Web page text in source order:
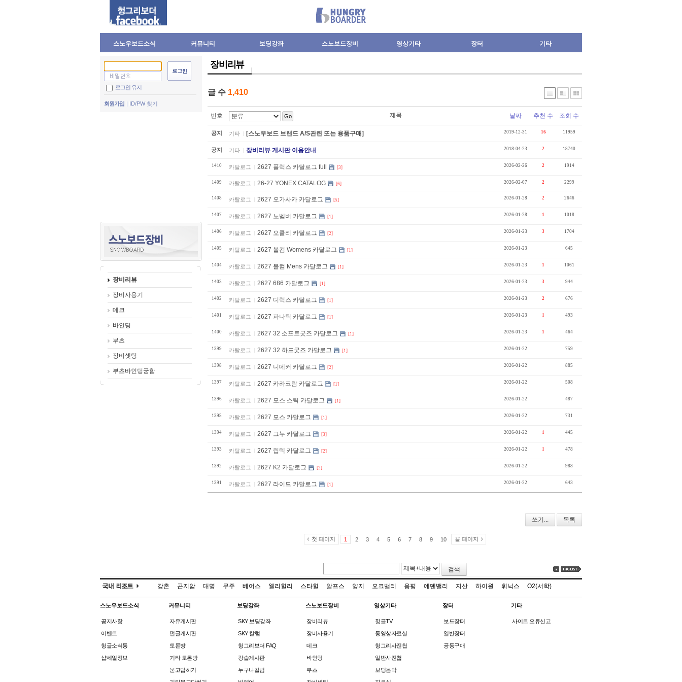
스노우보드소식 커뮤니티 보딩강좌 스노보드장비 영상기타 장터 기타
로그인 유지
회원가입 ID/PW 찾기
장비리뷰
장비사용기
데크
바인딩
부츠
장비셋팅
부츠바인딩궁합
장비리뷰
글 수 1,410
번호 Go 제목 날짜 추천 수 조회 수
공지 기타 [스노우보드 브랜드 A/S관련 또는 용품구매] 2019-12-31 16 11959
공지 기타 장비리뷰 게시판 이용안내 2018-04-23 2 18740
1410 카탈로그 2627 플럭스 카달로그 full [3] 2026-02-26 2 1914
1409 카탈로그 26-27 YONEX CATALOG [6] 2026-02-07 2 2299
1408 카탈로그 2627 오가사카 카달로그 [5] 2026-01-28 2 2646
1407 카탈로그 2627 노벰버 카달로그 [1] 2026-01-28 1 1018
1406 카탈로그 2627 오클리 카달로그 [2] 2026-01-23 3 1704
1405 카탈로그 2627 볼컴 Womens 카달로그 [1] 2026-01-23 645
1404 카탈로그 2627 볼컴 Mens 카달로그 [1] 2026-01-23 1 1061
1403 카탈로그 2627 686 카달로그 [1] 2026-01-23 3 944
1402 카탈로그 2627 디럭스 카달로그 [1] 2026-01-23 2 676
1401 카탈로그 2627 파나틱 카달로그 [1] 2026-01-23 1 493
1400 카탈로그 2627 32 소프트굿즈 카달로그 [1] 2026-01-23 1 464
1399 카탈로그 2627 32 하드굿즈 카달로그 [1] 2026-01-22 759
1398 카탈로그 2627 니데커 카달로그 [2] 2026-01-22 885
1397 카탈로그 2627 카라코람 카달로그 [1] 2026-01-22 508
1396 카탈로그 2627 모스 스틱 카달로그 [1] 2026-01-22 487
1395 카탈로그 2627 모스 카달로그 [1] 2026-01-22 731
1394 카탈로그 2627 그누 카달로그 [3] 2026-01-22 1 445
1393 카탈로그 2627 립텍 카달로그 [2] 2026-01-22 1 478
1392 카탈로그 2627 K2 카달로그 [2] 2026-01-22 988
1391 카탈로그 2627 라이드 카달로그 [1] 2026-01-22 643
쓰기... 목록
첫 페이지 1 2 3 4 5 6 7 8 9 10 끝 페이지
검색
강촌 곤지암 대명 무주 베어스 웰리힐리 스타힐 알프스 양지 오크밸리 용평 에덴밸리 지산 하이원 휘닉스 O2(서학)
스노우보드소식
공지사항
이벤트
헝글소식통
샵세일정보
커뮤니티
자유게시판
펀글게시판
토론방
기타 토론방
묻고답하기
보딩강좌
SKY 보딩강좌
SKY 칼럼
헝그리보더 FAQ
강습게시판
누구나칼럼
스노보드장비
장비리뷰
장비사용기
데크
바인딩
부츠
영상기타
헝글TV
동영상자료실
헝그리사진첩
일반사진첩
보딩음악
장터
보드장터
일반장터
공동구매
기타
사이트 오류신고